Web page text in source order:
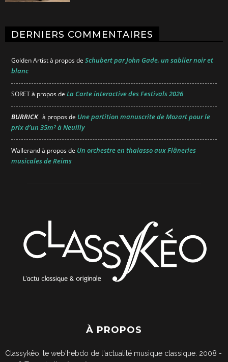
DERNIERS COMMENTAIRES
Golden Artistà propos de Schubert par John Gade, un sablier noir et
blanc
SORETà propos de La Carte interactive des Festivals 2026
BURRICK à propos de Une partition manuscrite de Mozart pour le
prix d’un 35m² à Neuilly
Wallerandà propos de Un orchestre en thalasso aux Flâneries
musicales de Reims
À PROPOS
Classykêo, le web'hebdo de l'actualité musique classique. 2008 -